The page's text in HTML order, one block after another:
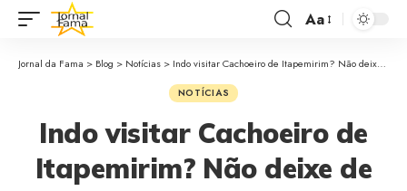
Aa
Jornal da Fama > Blog > Notícias > Indo visitar Cachoeiro de Itapemirim? Não deixe de conferir suas principais cachoeiras!
NOTÍCIAS
Indo visitar Cachoeiro de
Itapemirim? Não deixe de